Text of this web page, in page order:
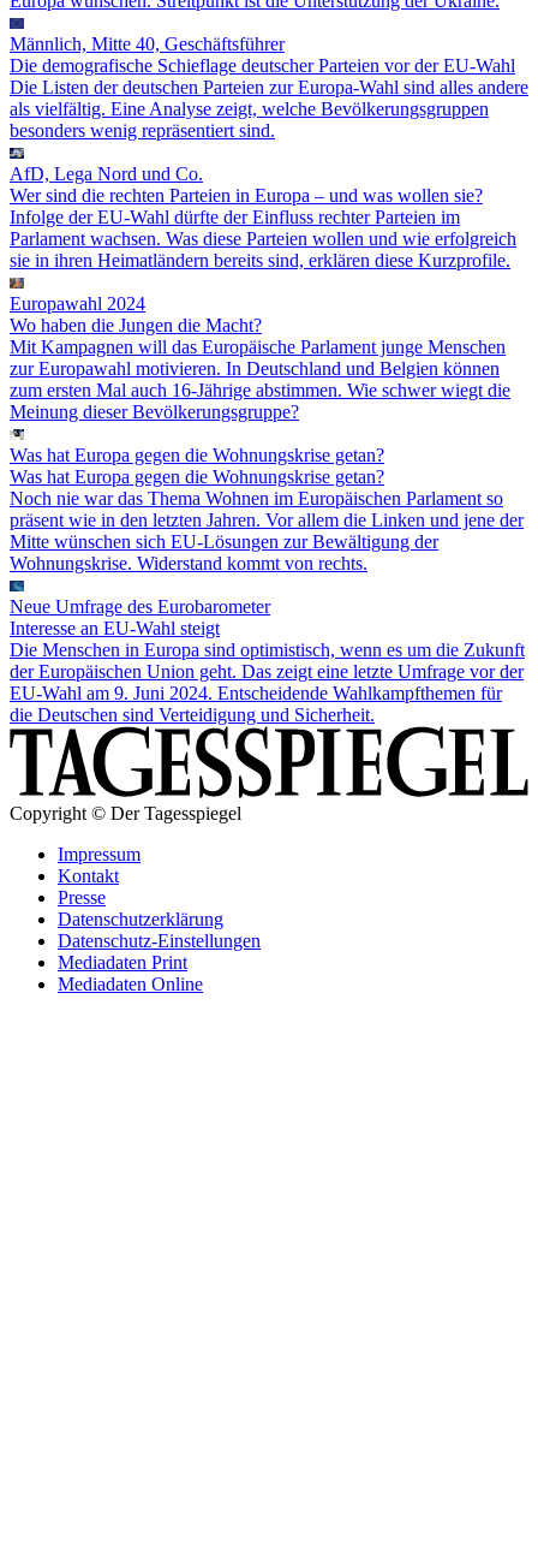
Männlich, Mitte 40, Geschäftsführer
Die demografische Schieflage deutscher Parteien vor der EU-Wahl
Die Listen der deutschen Parteien zur Europa-Wahl sind alles andere
als vielfältig. Eine Analyse zeigt, welche Bevölkerungsgruppen
besonders wenig repräsentiert sind.
AfD, Lega Nord und Co.
Wer sind die rechten Parteien in Europa – und was wollen sie?
Infolge der EU-Wahl dürfte der Einfluss rechter Parteien im
Parlament wachsen. Was diese Parteien wollen und wie erfolgreich
sie in ihren Heimatländern bereits sind, erklären diese Kurzprofile.
Europawahl 2024
Wo haben die Jungen die Macht?
Mit Kampagnen will das Europäische Parlament junge Menschen
zur Europawahl motivieren. In Deutschland und Belgien können
zum ersten Mal auch 16-Jährige abstimmen. Wie schwer wiegt die
Meinung dieser Bevölkerungsgruppe?
Was hat Europa gegen die Wohnungskrise getan?
Was hat Europa gegen die Wohnungskrise getan?
Noch nie war das Thema Wohnen im Europäischen Parlament so
präsent wie in den letzten Jahren. Vor allem die Linken und jene der
Mitte wünschen sich EU-Lösungen zur Bewältigung der
Wohnungskrise. Widerstand kommt von rechts.
Neue Umfrage des Eurobarometer
Interesse an EU-Wahl steigt
Die Menschen in Europa sind optimistisch, wenn es um die Zukunft
der Europäischen Union geht. Das zeigt eine letzte Umfrage vor der
EU-Wahl am 9. Juni 2024. Entscheidende Wahlkampfthemen für
die Deutschen sind Verteidigung und Sicherheit.
Copyright © Der Tagesspiegel
Impressum
Kontakt
Presse
Datenschutzerklärung
Datenschutz-Einstellungen
Mediadaten Print
Mediadaten Online